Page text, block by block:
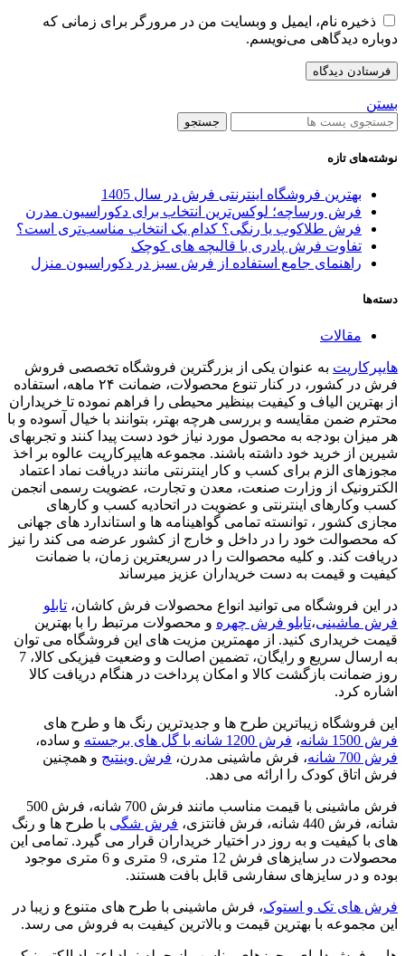
ذخیره نام، ایمیل و وبسایت من در مرورگر برای زمانی که
دوباره دیدگاهی می‌نویسم.
بستن
جستجو
نوشته‌های تازه
بهترین فروشگاه اینترنتی فرش در سال 1405
فرش ورساچه؛ لوکس‌ترین انتخاب برای دکوراسیون مدرن
فرش طلاکوب یا رنگی؟ کدام یک انتخاب مناسب‌تری است؟
تفاوت فرش پادری با قالیچه‌ های کوچک
راهنمای جامع استفاده از فرش سبز در دکوراسیون منزل
دسته‌ها
مقالات
هایپرکارپت به عنوان یکی از بزرگترین فروشگاه تخصصی فروش
فرش در کشور، در کنار تنوع محصولات، ضمانت ۲۴ ماهه، استفاده
از بهترین الیاف و کیفیت بینظیر محیطی را فراهم نموده تا خریداران
محترم ضمن مقایسه و بررسی هرچه بهتر، بتوانند با خیال آسوده و با
هر میزان بودجه به محصول مورد نیاز خود دست پیدا کنند و تجربهای
شیرین از خرید خود داشته باشند. مجموعه هایپرکارپت عالوه بر اخذ
مجوزهای الزم برای کسب و کار اینترنتی مانند دریافت نماد اعتماد
الکترونیک از وزارت صنعت، معدن و تجارت، عضویت رسمی انجمن
کسب وکارهای اینترنتی و عضویت در اتحادیه کسب و کارهای
مجازی کشور ، توانسته تمامی گواهینامه ها و استاندارد های جهانی
که محصوالت خود را در داخل و خارج از کشور عرضه می کند را نیز
دریافت کند. و کلیه محصوالت را در سریعترین زمان، با ضمانت
کیفیت و قیمت به دست خریداران عزیز میرساند
در این فروشگاه می توانید انواع محصولات فرش کاشان، تابلو
فرش ماشینی،تابلو فرش چهره و محصولات مرتبط را با بهترین
قیمت خریداری کنید. از مهمترین مزیت های این فروشگاه می توان
به ارسال سریع و رایگان، تضمین اصالت و وضعیت فیزیکی کالا، 7
روز ضمانت بازگشت کالا و امکان پرداخت در هنگام دریافت کالا
اشاره کرد.
این فروشگاه زیباترین طرح ها و جدیدترین رنگ ها و طرح های
فرش 1500 شانه
، فرش 1200 شانه با گل های برجسته
و ساده،
فرش 700 شانه
، فرش ماشینی مدرن، فرش وینتیج و همچنین
فرش اتاق کودک را ارائه می دهد.
فرش ماشینی با قیمت مناسب مانند فرش 700 شانه، فرش 500
شانه، فرش 440 شانه، فرش فانتزی،
فرش شگی با طرح ها و رنگ
های با کیفیت و به روز در اختیار خریداران قرار می گیرد. تمامی این
محصولات در سایزهای فرش 12 متری، 9 متری و 6 متری موجود
بوده و در سایزهای سفارشی قابل بافت هستند.
فرش های تک و استوک، فرش ماشینی با طرح های متنوع و زیبا در
این مجموعه با بهترین قیمت و بالاترین کیفیت به فروش می رسد.